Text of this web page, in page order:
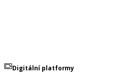
Digitální platformy